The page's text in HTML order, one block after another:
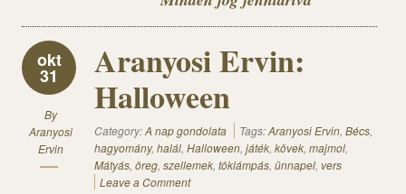
okt
31
By
Aranyosi
Ervin
Aranyosi Ervin:
Halloween
Category:A nap gondolata Tags:Aranyosi Ervin, Bécs,
hagyomány, halál, Halloween, játék, kövek, majmol,
Mátyás, öreg, szellemek, töklámpás, ünnapel, vers
Leave a Comment